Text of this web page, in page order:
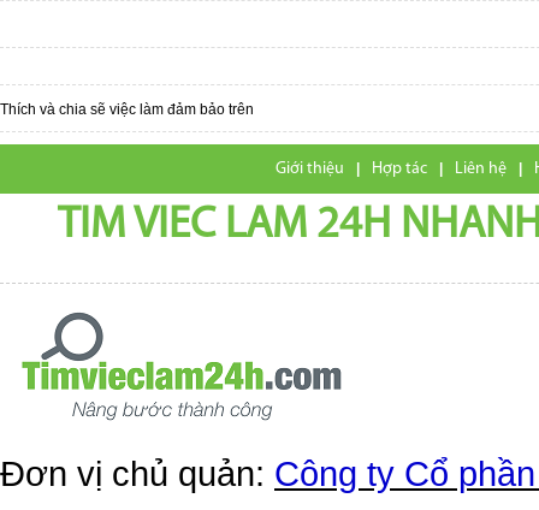
Thích và chia sẽ việc làm đảm bảo trên
Giới thiệu | Hợp tác | Liên hệ |
TIM VIEC LAM 24H
Đơn vị chủ quản: Công ty Cổ